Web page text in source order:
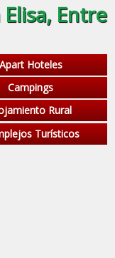
Entre
Apart Hoteles
Campings
Rural
Turísticos